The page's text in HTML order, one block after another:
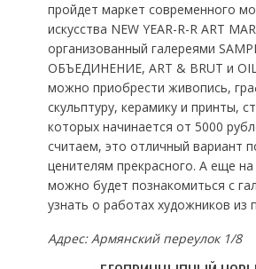
пройдет маркет современного
искусства NEW YEAR-R-R ART
организованный галереями
ОБЪЕДИНЕНИЕ, ART & BRUT и
можно приобрести живопись,
скульптуру, керамику и принты,
которых начинается от 5000
считаем, это отличный вариант
ценителям прекрасного. А еще
можно будет познакомиться с
узнать о работах художников из
Адрес: Армянский переулок 1/8